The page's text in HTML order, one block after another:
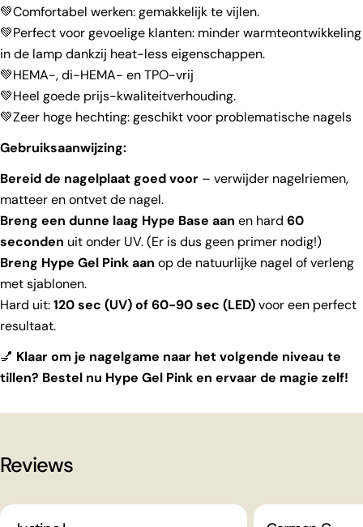
💚Comfortabel werken: gemakkelijk te vijlen.
💚Perfect voor gevoelige klanten: minder warmteontwikkeling
in de lamp dankzij heat-less eigenschappen.
💚HEMA-, di-HEMA- en TPO-vrij
💚Heel goede prijs-kwaliteitverhouding.
💚Zeer hoge hechting: geschikt voor problematische nagels
Gebruiksaanwijzing:
Bereid de nagelplaat goed voor – verwijder nagelriemen,
matteer en ontvet de nagel.
Breng een dunne laag Hype Base aan en hard 60
seconden uit onder UV. (Er is dus geen primer nodig!)
Breng Hype Gel Pink aan op de natuurlijke nagel of verleng
met sjablonen.
Hard uit:120 sec (UV) of 60-90 sec (LED)voor een perfect
resultaat.
💅 Klaar om je nagelgame naar het volgende niveau te
tillen? Bestel nu Hype Gel Pink en ervaar de magie zelf!
Reviews